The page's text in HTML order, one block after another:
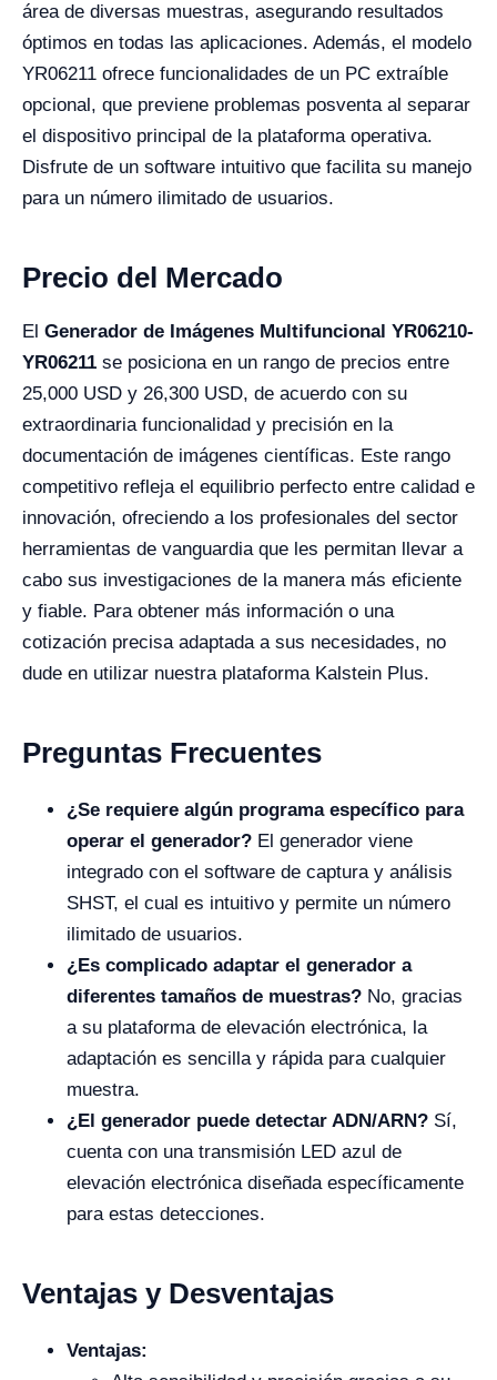
área de diversas muestras, asegurando resultados
óptimos en todas las aplicaciones. Además, el modelo
YR06211 ofrece funcionalidades de un PC extraíble
opcional, que previene problemas posventa al separar
el dispositivo principal de la plataforma operativa.
Disfrute de un software intuitivo que facilita su manejo
para un número ilimitado de usuarios.
Precio del Mercado
El Generador de Imágenes Multifuncional YR06210-
YR06211 se posiciona en un rango de precios entre
25,000 USD y 26,300 USD, de acuerdo con su
extraordinaria funcionalidad y precisión en la
documentación de imágenes científicas. Este rango
competitivo refleja el equilibrio perfecto entre calidad e
innovación, ofreciendo a los profesionales del sector
herramientas de vanguardia que les permitan llevar a
cabo sus investigaciones de la manera más eficiente
y fiable. Para obtener más información o una
cotización precisa adaptada a sus necesidades, no
dude en utilizar nuestra plataforma Kalstein Plus.
Preguntas Frecuentes
¿Se requiere algún programa específico para
operar el generador? El generador viene
integrado con el software de captura y análisis
SHST, el cual es intuitivo y permite un número
ilimitado de usuarios.
¿Es complicado adaptar el generador a
diferentes tamaños de muestras? No, gracias
a su plataforma de elevación electrónica, la
adaptación es sencilla y rápida para cualquier
muestra.
¿El generador puede detectar ADN/ARN? Sí,
cuenta con una transmisión LED azul de
elevación electrónica diseñada específicamente
para estas detecciones.
Ventajas y Desventajas
Ventajas: